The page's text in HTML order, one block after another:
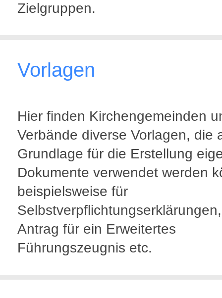
Zielgruppen.
Vorlagen
Hier finden Kirchengemeinden
Verbände diverse Vorlagen, die
Grundlage für die Erstellung
Dokumente verwendet werden
beispielsweise für
Antrag für ein Erweitertes
Führungszeugnis etc.